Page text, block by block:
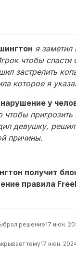
sigmaskuf228
нарушителя
ли игрок ранг
(если известно;
в TAB-меню)
время
момент
ситуации. Была
15, погнались за
на бравери 1
этажа. Когда
меня в мясо.
убивают уже 5 раз
разобраться в этом
(если
жалоб на игроков?
я заметил
чтобы спасти
застрелить
которое я
у
чтобы пригрозить
девушку,
причины.
получит
правила
решение17 июн.
тему17 июн. 2024